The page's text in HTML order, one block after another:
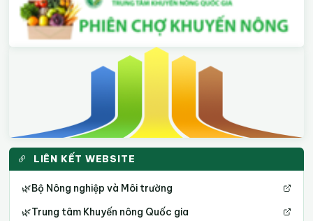
LIÊN KẾT WEBSITE
🌿Bộ Nông nghiệp và Môi trường
🌿Trung tâm Khuyến nông Quốc gia